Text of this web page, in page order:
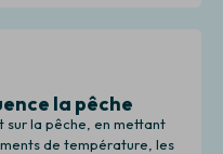
la pêche
sur la pêche, en mettant
de température, les